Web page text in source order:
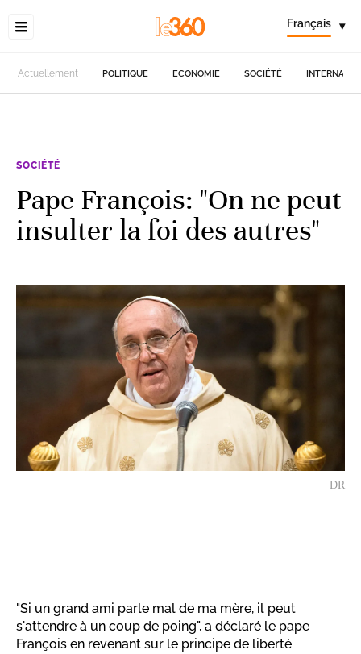
Français ▾
Actuellement POLITIQUE ECONOMIE SOCIÉTÉ
SOCIÉTÉ
Pape François: "On ne peut
insulter la foi des autres"
DR
"Si un grand ami parle mal de ma mère, il peut
s'attendre à un coup de poing", a déclaré le pape
François en revenant sur le principe de liberté